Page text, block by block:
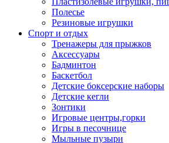
Полесье
Резиновые игрушки
Спорт и отдых
Тренажеры для прыжков
Аксессуары
Бадминтон
Баскетбол
Детские боксерские наборы
Детские кегли
Зонтики
Игровые центры,горки
Игры в песочнице
Мыльные пузыри